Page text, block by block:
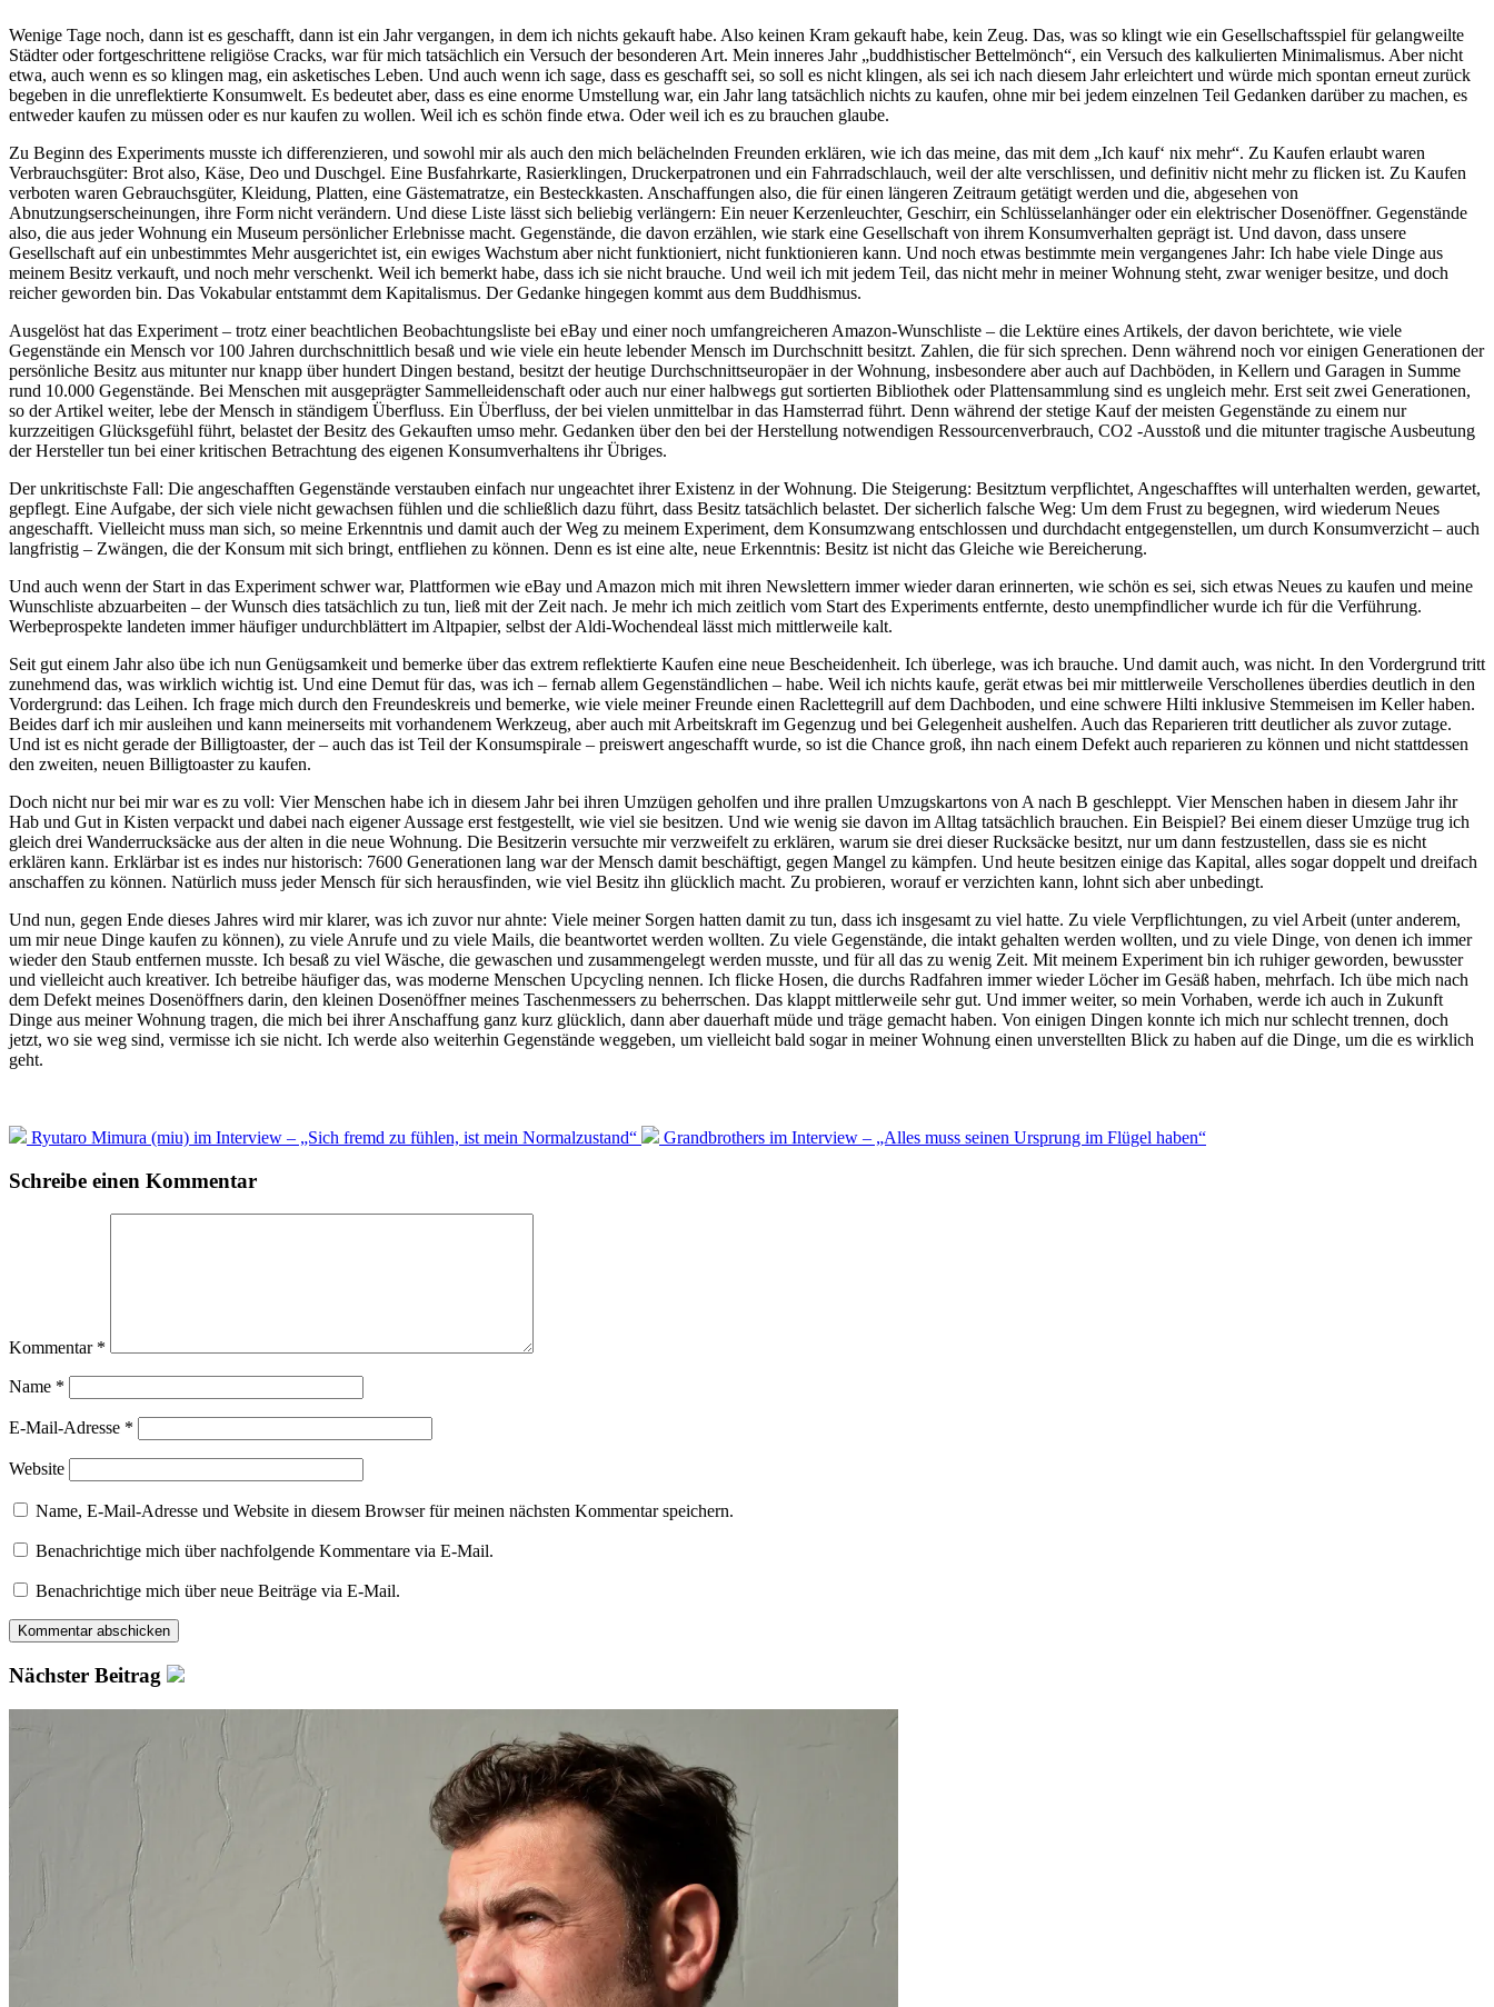
Wenige Tage noch, dann ist es geschafft, dann ist ein Jahr vergangen, in dem ich nichts gekauft habe. Also keinen Kram gekauft habe, kein Zeug. Das, was so klingt wie ein Gesellschaftsspiel für gelangweilte
Städter oder fortgeschrittene religiöse Cracks, war für mich tatsächlich ein Versuch der besonderen Art. Mein inneres Jahr „buddhistischer Bettelmönch“, ein Versuch des kalkulierten Minimalismus. Aber nicht
etwa, auch wenn es so klingen mag, ein asketisches Leben. Und auch wenn ich sage, dass es geschafft sei, so soll es nicht klingen, als sei ich nach diesem Jahr erleichtert und würde mich spontan erneut zurück
begeben in die unreflektierte Konsumwelt. Es bedeutet aber, dass es eine enorme Umstellung war, ein Jahr lang tatsächlich nichts zu kaufen, ohne mir bei jedem einzelnen Teil Gedanken darüber zu machen, es
entweder kaufen zu müssen oder es nur kaufen zu wollen. Weil ich es schön finde etwa. Oder weil ich es zu brauchen glaube.
Zu Beginn des Experiments musste ich differenzieren, und sowohl mir als auch den mich belächelnden Freunden erklären, wie ich das meine, das mit dem „Ich kauf‘ nix mehr“. Zu Kaufen erlaubt waren
Verbrauchsgüter: Brot also, Käse, Deo und Duschgel. Eine Busfahrkarte, Rasierklingen, Druckerpatronen und ein Fahrradschlauch, weil der alte verschlissen, und definitiv nicht mehr zu flicken ist. Zu Kaufen
verboten waren Gebrauchsgüter, Kleidung, Platten, eine Gästematratze, ein Besteckkasten. Anschaffungen also, die für einen längeren Zeitraum getätigt werden und die, abgesehen von
Abnutzungserscheinungen, ihre Form nicht verändern. Und diese Liste lässt sich beliebig verlängern: Ein neuer Kerzenleuchter, Geschirr, ein Schlüsselanhänger oder ein elektrischer Dosenöffner. Gegenstände
also, die aus jeder Wohnung ein Museum persönlicher Erlebnisse macht. Gegenstände, die davon erzählen, wie stark eine Gesellschaft von ihrem Konsumverhalten geprägt ist. Und davon, dass unsere
Gesellschaft auf ein unbestimmtes Mehr ausgerichtet ist, ein ewiges Wachstum aber nicht funktioniert, nicht funktionieren kann. Und noch etwas bestimmte mein vergangenes Jahr: Ich habe viele Dinge aus
meinem Besitz verkauft, und noch mehr verschenkt. Weil ich bemerkt habe, dass ich sie nicht brauche. Und weil ich mit jedem Teil, das nicht mehr in meiner Wohnung steht, zwar weniger besitze, und doch
reicher geworden bin. Das Vokabular entstammt dem Kapitalismus. Der Gedanke hingegen kommt aus dem Buddhismus.
Ausgelöst hat das Experiment – trotz einer beachtlichen Beobachtungsliste bei eBay und einer noch umfangreicheren Amazon-Wunschliste – die Lektüre eines Artikels, der davon berichtete, wie viele
Gegenstände ein Mensch vor 100 Jahren durchschnittlich besaß und wie viele ein heute lebender Mensch im Durchschnitt besitzt. Zahlen, die für sich sprechen. Denn während noch vor einigen Generationen der
persönliche Besitz aus mitunter nur knapp über hundert Dingen bestand, besitzt der heutige Durchschnittseuropäer in der Wohnung, insbesondere aber auch auf Dachböden, in Kellern und Garagen in Summe
rund 10.000 Gegenstände. Bei Menschen mit ausgeprägter Sammelleidenschaft oder auch nur einer halbwegs gut sortierten Bibliothek oder Plattensammlung sind es ungleich mehr. Erst seit zwei Generationen,
so der Artikel weiter, lebe der Mensch in ständigem Überfluss. Ein Überfluss, der bei vielen unmittelbar in das Hamsterrad führt. Denn während der stetige Kauf der meisten Gegenstände zu einem nur
kurzzeitigen Glücksgefühl führt, belastet der Besitz des Gekauften umso mehr. Gedanken über den bei der Herstellung notwendigen Ressourcenverbrauch, CO2 -Ausstoß und die mitunter tragische Ausbeutung
der Hersteller tun bei einer kritischen Betrachtung des eigenen Konsumverhaltens ihr Übriges.
Der unkritischste Fall: Die angeschafften Gegenstände verstauben einfach nur ungeachtet ihrer Existenz in der Wohnung. Die Steigerung: Besitztum verpflichtet, Angeschafftes will unterhalten werden, gewartet,
gepflegt. Eine Aufgabe, der sich viele nicht gewachsen fühlen und die schließlich dazu führt, dass Besitz tatsächlich belastet. Der sicherlich falsche Weg: Um dem Frust zu begegnen, wird wiederum Neues
angeschafft. Vielleicht muss man sich, so meine Erkenntnis und damit auch der Weg zu meinem Experiment, dem Konsumzwang entschlossen und durchdacht entgegenstellen, um durch Konsumverzicht – auch
langfristig – Zwängen, die der Konsum mit sich bringt, entfliehen zu können. Denn es ist eine alte, neue Erkenntnis: Besitz ist nicht das Gleiche wie Bereicherung.
Und auch wenn der Start in das Experiment schwer war, Plattformen wie eBay und Amazon mich mit ihren Newslettern immer wieder daran erinnerten, wie schön es sei, sich etwas Neues zu kaufen und meine
Wunschliste abzuarbeiten – der Wunsch dies tatsächlich zu tun, ließ mit der Zeit nach. Je mehr ich mich zeitlich vom Start des Experiments entfernte, desto unempfindlicher wurde ich für die Verführung.
Werbeprospekte landeten immer häufiger undurchblättert im Altpapier, selbst der Aldi-Wochendeal lässt mich mittlerweile kalt.
Seit gut einem Jahr also übe ich nun Genügsamkeit und bemerke über das extrem reflektierte Kaufen eine neue Bescheidenheit. Ich überlege, was ich brauche. Und damit auch, was nicht. In den Vordergrund tritt
zunehmend das, was wirklich wichtig ist. Und eine Demut für das, was ich – fernab allem Gegenständlichen – habe. Weil ich nichts kaufe, gerät etwas bei mir mittlerweile Verschollenes überdies deutlich in den
Vordergrund: das Leihen. Ich frage mich durch den Freundeskreis und bemerke, wie viele meiner Freunde einen Raclettegrill auf dem Dachboden, und eine schwere Hilti inklusive Stemmeisen im Keller haben.
Beides darf ich mir ausleihen und kann meinerseits mit vorhandenem Werkzeug, aber auch mit Arbeitskraft im Gegenzug und bei Gelegenheit aushelfen. Auch das Reparieren tritt deutlicher als zuvor zutage.
Und ist es nicht gerade der Billigtoaster, der – auch das ist Teil der Konsumspirale – preiswert angeschafft wurde, so ist die Chance groß, ihn nach einem Defekt auch reparieren zu können und nicht stattdessen
den zweiten, neuen Billigtoaster zu kaufen.
Doch nicht nur bei mir war es zu voll: Vier Menschen habe ich in diesem Jahr bei ihren Umzügen geholfen und ihre prallen Umzugskartons von A nach B geschleppt. Vier Menschen haben in diesem Jahr ihr
Hab und Gut in Kisten verpackt und dabei nach eigener Aussage erst festgestellt, wie viel sie besitzen. Und wie wenig sie davon im Alltag tatsächlich brauchen. Ein Beispiel? Bei einem dieser Umzüge trug ich
gleich drei Wanderrucksäcke aus der alten in die neue Wohnung. Die Besitzerin versuchte mir verzweifelt zu erklären, warum sie drei dieser Rucksäcke besitzt, nur um dann festzustellen, dass sie es nicht
erklären kann. Erklärbar ist es indes nur historisch: 7600 Generationen lang war der Mensch damit beschäftigt, gegen Mangel zu kämpfen. Und heute besitzen einige das Kapital, alles sogar doppelt und dreifach
anschaffen zu können. Natürlich muss jeder Mensch für sich herausfinden, wie viel Besitz ihn glücklich macht. Zu probieren, worauf er verzichten kann, lohnt sich aber unbedingt.
Und nun, gegen Ende dieses Jahres wird mir klarer, was ich zuvor nur ahnte: Viele meiner Sorgen hatten damit zu tun, dass ich insgesamt zu viel hatte. Zu viele Verpflichtungen, zu viel Arbeit (unter anderem,
um mir neue Dinge kaufen zu können), zu viele Anrufe und zu viele Mails, die beantwortet werden wollten. Zu viele Gegenstände, die intakt gehalten werden wollten, und zu viele Dinge, von denen ich immer
wieder den Staub entfernen musste. Ich besaß zu viel Wäsche, die gewaschen und zusammengelegt werden musste, und für all das zu wenig Zeit. Mit meinem Experiment bin ich ruhiger geworden, bewusster
und vielleicht auch kreativer. Ich betreibe häufiger das, was moderne Menschen Upcycling nennen. Ich flicke Hosen, die durchs Radfahren immer wieder Löcher im Gesäß haben, mehrfach. Ich übe mich nach
dem Defekt meines Dosenöffners darin, den kleinen Dosenöffner meines Taschenmessers zu beherrschen. Das klappt mittlerweile sehr gut. Und immer weiter, so mein Vorhaben, werde ich auch in Zukunft
Dinge aus meiner Wohnung tragen, die mich bei ihrer Anschaffung ganz kurz glücklich, dann aber dauerhaft müde und träge gemacht haben. Von einigen Dingen konnte ich mich nur schlecht trennen, doch
jetzt, wo sie weg sind, vermisse ich sie nicht. Ich werde also weiterhin Gegenstände weggeben, um vielleicht bald sogar in meiner Wohnung einen unverstellten Blick zu haben auf die Dinge, um die es wirklich
geht.
Ryutaro Mimura (miu) im Interview – „Sich fremd zu fühlen, ist mein Normalzustand“ Grandbrothers im Interview – „Alles muss seinen Ursprung im Flügel haben“
Schreibe einen Kommentar
Kommentar *
Name *
E-Mail-Adresse *
Website
Name, E-Mail-Adresse und Website in diesem Browser für meinen nächsten Kommentar speichern.
Benachrichtige mich über nachfolgende Kommentare via E-Mail.
Benachrichtige mich über neue Beiträge via E-Mail.
Nächster Beitrag